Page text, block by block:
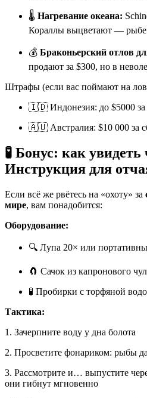
🌡️ Нагревание океана:
Кораллы выцветают — рыбе
💰 Браконьерский отлов
продают за $300, но в
Штрафы (если вас поймают на
🇮🇩 Индонезия: до $5000 за
🇦🇺 Австралия: $10 000 за
🧪 Бонус: как увидеть
Инструкция для
Если всё же рвётесь на «охоту» за
мире, вам понадобится:
Оборудование:
🔍 Лупа 20× или
🧲 Сачок из капронового
🧪 Пробирки с торфяной
Тактика:
1. Зачерпните воду у дна болота
2. Просветите фонариком: рыбы
3. Рассмотрите и… выпустите
они гибнут мгновенно